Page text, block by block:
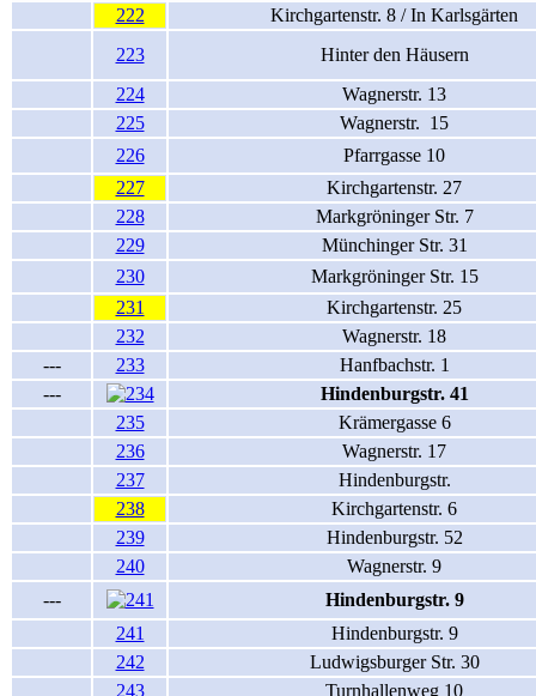
222
Kirchgartenstr. 8 / In Karlsgärten
223
Hinter den Häusern
224
Wagnerstr. 13
225
Wagnerstr. 15
226
Pfarrgasse 10
227
Kirchgartenstr. 27
228
Markgröninger Str. 7
229
Münchinger Str. 31
230
Markgröninger Str. 15
231
Kirchgartenstr. 25
232
Wagnerstr. 18
---
233
Hanfbachstr. 1
---
Hindenburgstr. 41
235
Krämergasse 6
236
Wagnerstr. 17
237
Hindenburgstr.
238
Kirchgartenstr. 6
239
Hindenburgstr. 52
240
Wagnerstr. 9
---
Hindenburgstr. 9
241
Hindenburgstr. 9
242
Ludwigsburger Str. 30
243
Turnhallenweg 10